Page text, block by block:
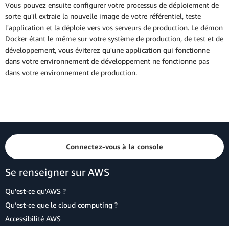
Vous pouvez ensuite configurer votre processus de déploiement de
sorte qu'il extraie la nouvelle image de votre référentiel, teste
l'application et la déploie vers vos serveurs de production. Le démon
Docker étant le même sur votre système de production, de test et de
développement, vous éviterez qu'une application qui fonctionne
dans votre environnement de développement ne fonctionne pas
dans votre environnement de production.
Connectez-vous à la console
Se renseigner sur AWS
Qu'est-ce qu'AWS ?
Qu’est-ce que le cloud computing ?
Accessibilité AWS